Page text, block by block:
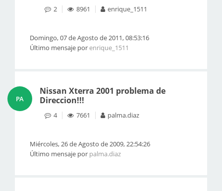
2 8961 enrique_1511
Domingo, 07 de Agosto de 2011, 08:53:16
Último mensaje porenrique_1511
PA
Nissan Xterra 2001 problema de
Direccion!!!
4 7661 palma.diaz
Miércoles, 26 de Agosto de 2009, 22:54:26
Último mensaje por palma.diaz